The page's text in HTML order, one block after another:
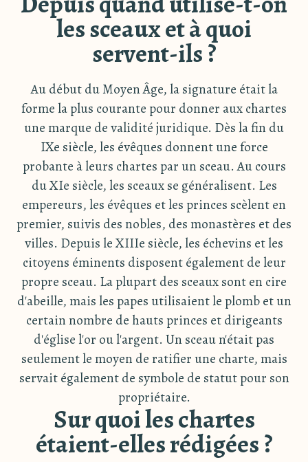
les sceaux et à quoi
servent-ils ?
Au début du Moyen Âge, la signature était la
forme la plus courante pour donner aux chartes
une marque de validité juridique. Dès la fin du
IXe siècle, les évêques donnent une force
probante à leurs chartes par un sceau. Au cours
du XIe siècle, les sceaux se généralisent. Les
empereurs, les évêques et les princes scèlent en
premier, suivis des nobles, des monastères et des
villes. Depuis le XIIIe siècle, les échevins et les
citoyens éminents disposent également de leur
propre sceau. La plupart des sceaux sont en cire
d'abeille, mais les papes utilisaient le plomb et un
certain nombre de hauts princes et dirigeants
d'église l'or ou l'argent. Un sceau n'était pas
seulement le moyen de ratifier une charte, mais
servait également de symbole de statut pour son
propriétaire.
Sur quoi les chartes
étaient-elles rédigées ?